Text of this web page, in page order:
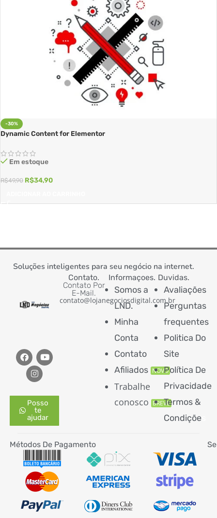
-30%
Dynamic Content for Elementor
Em estoque
R$49,90 R$34,90
Soluções inteligentes para seu negócio na internet.
Posso
te
ajudar
Contato.
Contato Por
E-Mail.
contato@lojanegociosdigital.com.br
Informaçoes.
Somos a
LND.
Minha
Conta
Contato
Afiliados NOVO
Trabalhe
conosco BREVE
Duvidas.
Avaliações
Perguntas
frequentes
Politica Do
Site
Política De
Privacidade
Termos &
Condiçõe
Métodos De Pagamento